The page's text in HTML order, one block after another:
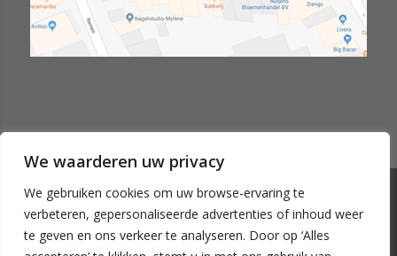
We waarderen uw privacy
We gebruiken cookies om uw browse-ervaring te
verbeteren, gepersonaliseerde advertenties of inhoud weer
te geven en ons verkeer te analyseren. Door op ‘Alles
© Copyright - Custom-install.nl
Home
Contact
Over Custom-install